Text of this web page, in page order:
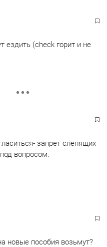
ездить (check горит и не
запрет слепящих
вопросом.
новые пособия возьмут?